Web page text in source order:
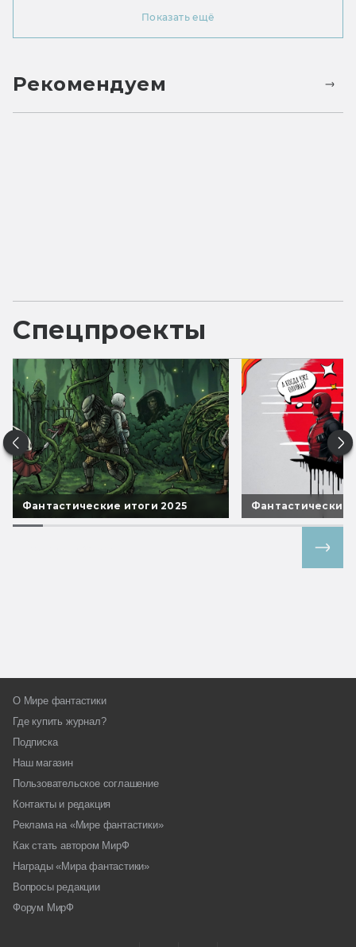
Показать ещё
Рекомендуем
Спецпроекты
Фантастические итоги 2025 Фантастические
О Мире фантастики
Где купить журнал?
Подписка
Наш магазин
Пользовательское соглашение
Контакты и редакция
Реклама на «Мире фантастики»
Как стать автором МирФ
Награды «Мира фантастики»
Вопросы редакции
Форум МирФ